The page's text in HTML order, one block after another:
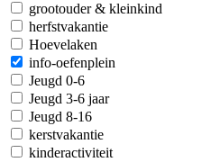
grootouder & kleinkind
herfstvakantie
Hoevelaken
info-oefenplein
Jeugd 0-6
Jeugd 3-6 jaar
Jeugd 8-16
kerstvakantie
kinderactiviteit